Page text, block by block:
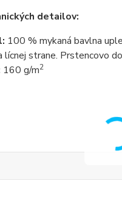
detailov:
100 % mykaná bavlna
lícnej strane. Prstencovo
160 g/m2